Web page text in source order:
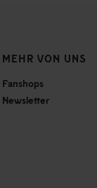
MEHR VON UNS
Fanshops
Newsletter